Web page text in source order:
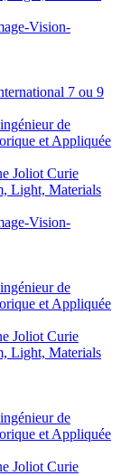
Vision-
7 ou 9
de
et Appliquée
Joliot Curie
Light, Materials
Vision-
de
et Appliquée
Joliot Curie
Light, Materials
de
et Appliquée
Joliot Curie